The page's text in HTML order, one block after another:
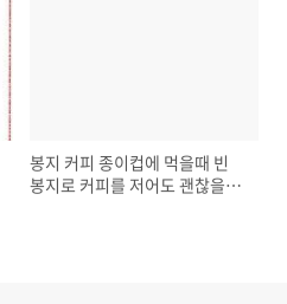
봉지 커피 종이컵에 먹을때 빈
봉지로 커피를 저어도 괜찮을